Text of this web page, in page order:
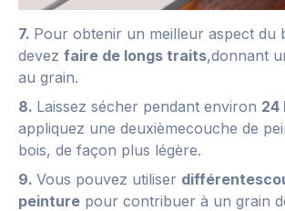
7. Pour obtenir un meilleur aspect du
devez faire de longs traits,donnant
au grain.
8. Laissez sécher pendant environ 24
appliquez une deuxièmecouche de
bois, de façon plus légère.
9. Vous pouvez utiliser
peinture pour contribuer à un grain